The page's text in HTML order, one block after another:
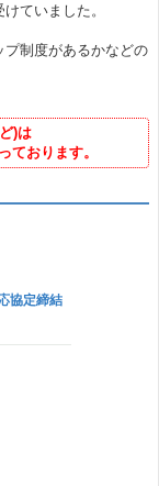
ていました。
制度があるかなどの
)は
ております。
協定締結